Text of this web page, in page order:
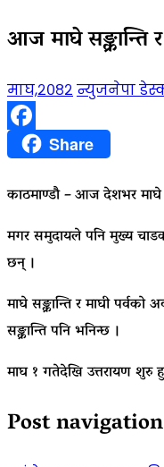
आज माघे सङ्क्रान्ति
माघ,२०८२ न्युजनेपा
FacebookShare
काठमाण्डाै – आज देशभर माघे
मगर समुदायले पनि मुख्य
छन् ।
माघे सङ्क्रान्ति र माघी
सङ्क्रान्ति पनि भनिन्छ ।
माघ १ गतेदेखि उत्तरायण शुरु
Post navigation